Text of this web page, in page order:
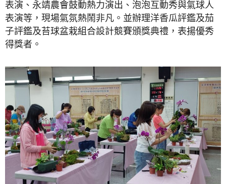
表演、永靖農會鼓動熱力演出、泡泡互動秀與氣球人
表演等，現場氣氛熱鬧非凡。並辦理洋香瓜評鑑及茄
子評鑑及苔球盆栽組合設計競賽頒獎典禮，表揚優秀
得獎者。